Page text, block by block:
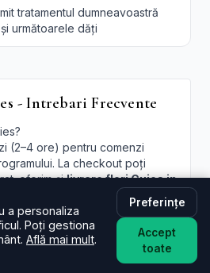
tratamentul dumneavoastră
următoarele dăți
- Intrebari Frecvente
(2–4 ore) pentru comenzi
La checkout poți
oferim șilivrare flori Cuies in
domiciliu în Cuies disponibilă și
exista sloturi limitate, afișate
a personaliza
Poți gestiona
Află mai mult.
Preferințe
Accept
toate